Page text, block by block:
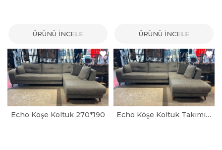
ÜRÜNÜ İNCELE ÜRÜNÜ İNCELE
Echo Köşe Koltuk 270*190 Echo Köşe Koltuk Takımı 290*190